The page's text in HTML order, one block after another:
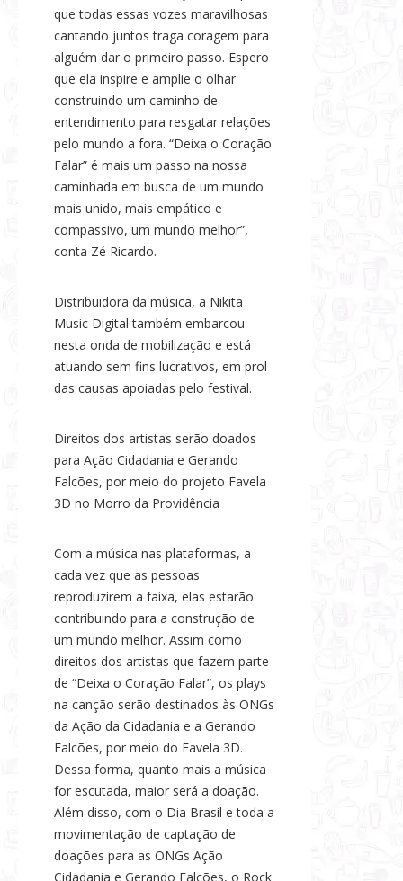
que todas essas vozes maravilhosas
cantando juntos traga coragem para
alguém dar o primeiro passo. Espero
que ela inspire e amplie o olhar
construindo um caminho de
entendimento para resgatar relações
pelo mundo a fora. “Deixa o Coração
Falar” é mais um passo na nossa
caminhada em busca de um mundo
mais unido, mais empático e
compassivo, um mundo melhor”,
conta Zé Ricardo.
Distribuidora da música, a Nikita
Music Digital também embarcou
nesta onda de mobilização e está
atuando sem fins lucrativos, em prol
das causas apoiadas pelo festival.
Direitos dos artistas serão doados
para Ação Cidadania e Gerando
Falcões, por meio do projeto Favela
3D no Morro da Providência
Com a música nas plataformas, a
cada vez que as pessoas
reproduzirem a faixa, elas estarão
contribuindo para a construção de
um mundo melhor. Assim como
direitos dos artistas que fazem parte
de “Deixa o Coração Falar”, os plays
na canção serão destinados às ONGs
da Ação da Cidadania e a Gerando
Falcões, por meio do Favela 3D.
Dessa forma, quanto mais a música
for escutada, maior será a doação.
Além disso, com o Dia Brasil e toda a
movimentação de captação de
doações para as ONGs Ação
Cidadania e Gerando Falcões, o Rock